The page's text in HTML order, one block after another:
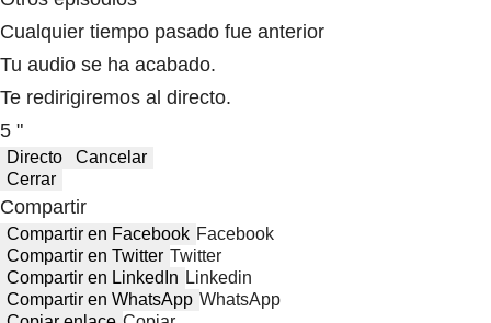
Cualquier tiempo pasado fue anterior
Tu audio se ha acabado.
Te redirigiremos al directo.
5 "
Directo
Cancelar
Cerrar
Compartir
Compartir en Facebook Facebook
Compartir en Twitter Twitter
Compartir en LinkedIn Linkedin
Compartir en WhatsApp WhatsApp